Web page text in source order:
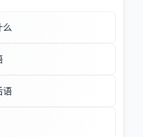
么
语